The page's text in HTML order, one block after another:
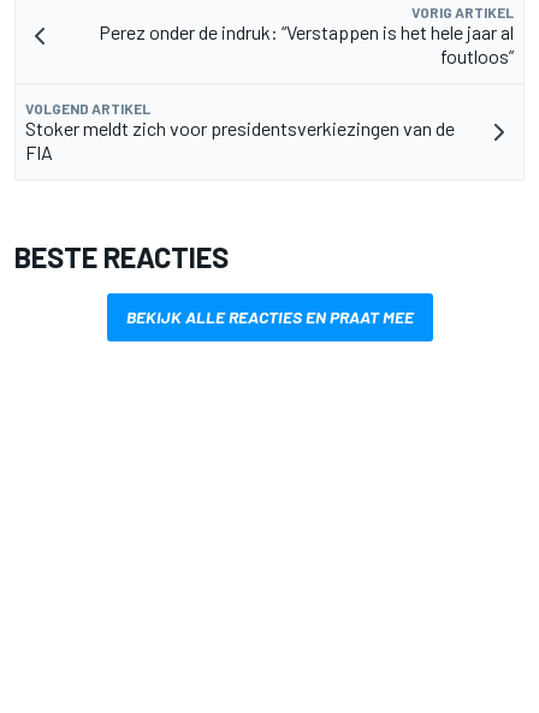
VORIG ARTIKEL
Perez onder de indruk: “Verstappen is het hele jaar al
foutloos”
VOLGEND ARTIKEL
Stoker meldt zich voor presidentsverkiezingen van de
FIA
BESTE REACTIES
BEKIJK ALLE REACTIES EN PRAAT MEE